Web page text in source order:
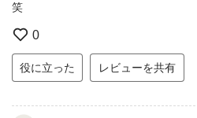
笑
0
役に立った レビューを共有